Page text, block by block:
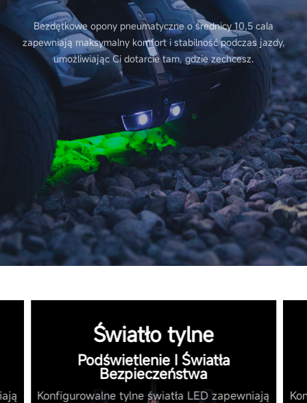
Bezdętkowe opony pneumatyczne o średnicy 10,5 cala
zapewniają maksymalny komfort i stabilność podczas jazdy,
umożliwiając Ci dotarcie tam, gdzie zechcesz.
Światło tylne
Podświetlenie I Światła
Bezpieczeństwa
Konfigurowalne tylne światła LED zapewniają